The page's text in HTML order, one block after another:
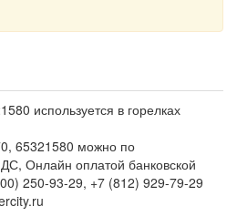
используется в горелках
65321580 можно по
Онлайн оплатой банковской
250-93-29, +7 (812) 929-79-29